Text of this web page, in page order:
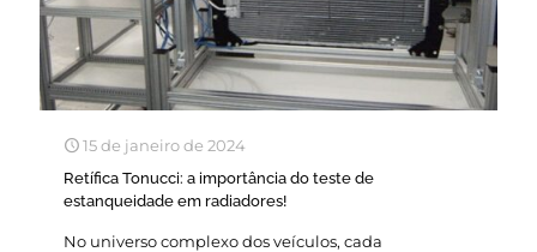
15 de janeiro de 2024
Retífica Tonucci: a importância do teste de
estanqueidade em radiadores!
No universo complexo dos veículos, cada